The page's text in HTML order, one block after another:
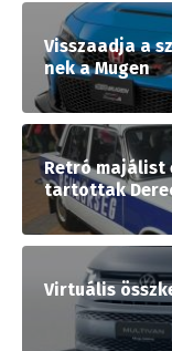
Visszaadja a
nek a Mugen
Retró majálist
tartottak
Virtuális